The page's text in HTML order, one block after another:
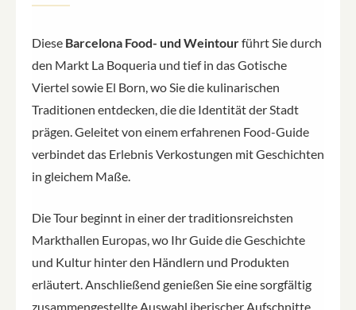
Diese Barcelona Food- und Weintourführt Sie durch
den Markt La Boqueria und tief in das Gotische
Viertel sowie El Born, wo Sie die kulinarischen
Traditionen entdecken, die die Identität der Stadt
prägen. Geleitet von einem erfahrenen Food-Guide
verbindet das Erlebnis Verkostungen mit Geschichten
in gleichem Maße.
Die Tour beginnt in einer der traditionsreichsten
Markthallen Europas, wo Ihr Guide die Geschichte
und Kultur hinter den Händlern und Produkten
erläutert. Anschließend genießen Sie eine sorgfältig
zusammengestellte Auswahl iberischer Aufschnitte